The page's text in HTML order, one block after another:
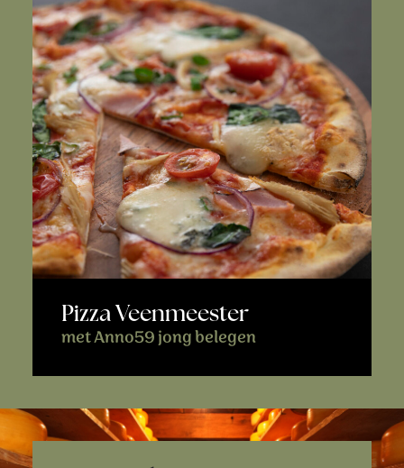
Pizza Veenmeester
met Anno59 jong belegen